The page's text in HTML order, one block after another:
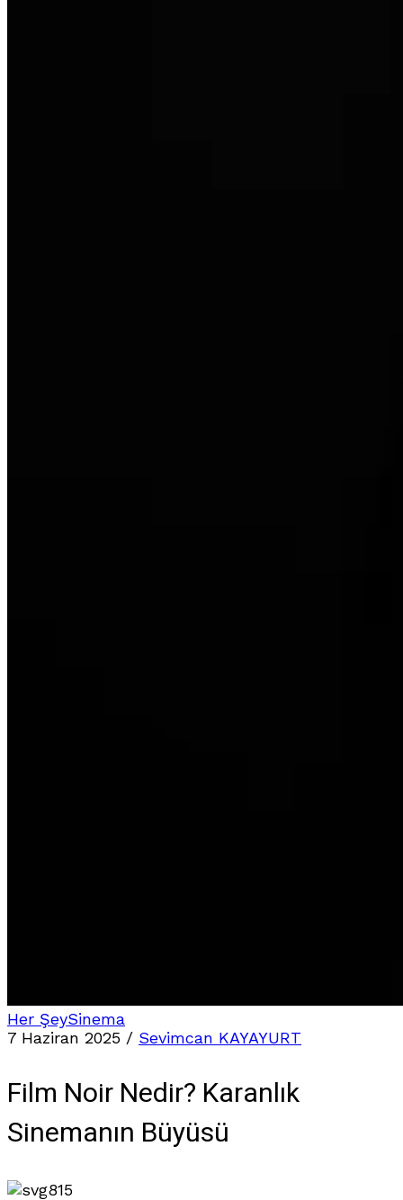
Her ŞeySinema
7 Haziran 2025 / Sevimcan KAYAYURT
Film Noir Nedir? Karanlık
Sinemanın Büyüsü
815